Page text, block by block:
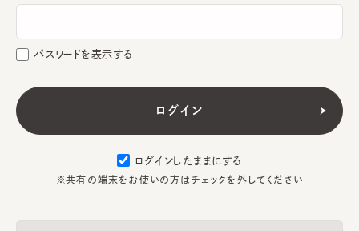
パスワードを表示する
ログインしたままにする
※共有の端末をお使いの方はチェックを外してください